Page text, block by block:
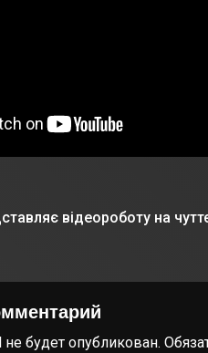
відеороботу на
будет опубликован.